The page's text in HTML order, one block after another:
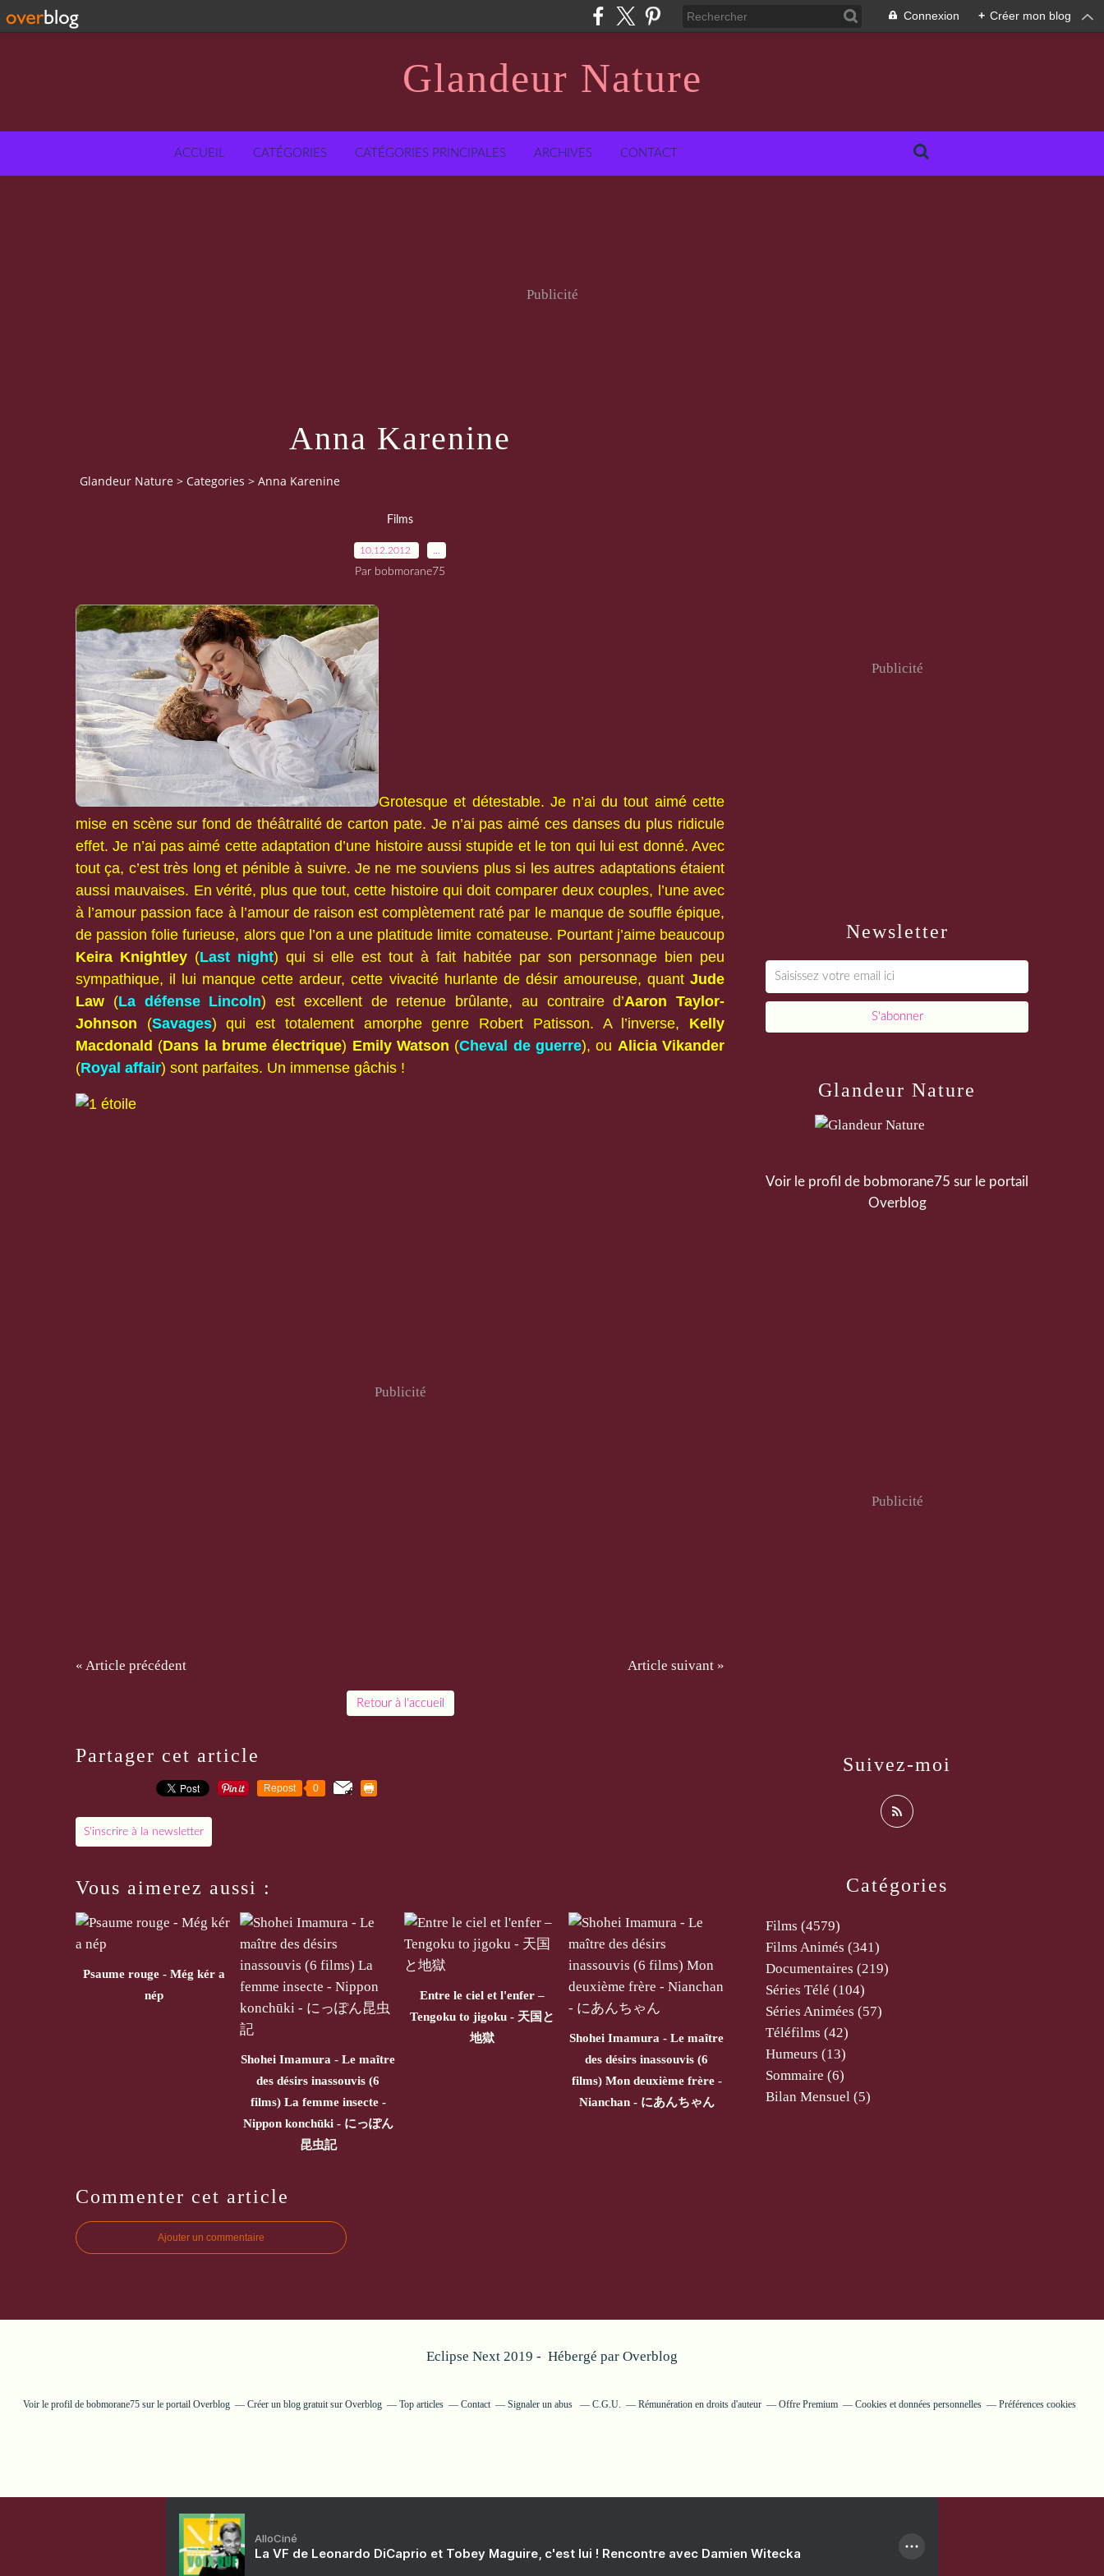
Connexion + Créer mon blog
Glandeur Nature
ACCUEIL CATÉGORIES CATÉGORIES PRINCIPALES ARCHIVES CONTACT
Publicité
Anna Karenine
Glandeur Nature > Categories > Anna Karenine
Films
10.12.2012
Par bobmorane75
Grotesque et détestable. Je n’ai du tout aimé cette
mise en scène sur fond de théâtralité de carton pate. Je n’ai pas aimé ces danses du plus ridicule
effet. Je n’ai pas aimé cette adaptation d’une histoire aussi stupide et le ton qui lui est donné. Avec
tout ça, c’est très long et pénible à suivre. Je ne me souviens plus si les autres adaptations étaient
aussi mauvaises. En vérité, plus que tout, cette histoire qui doit comparer deux couples, l’une avec
à l’amour passion face à l’amour de raison est complètement raté par le manque de souffle épique,
de passion folie furieuse, alors que l’on a une platitude limite comateuse. Pourtant j’aime beaucoup
Keira Knightley (Last night) qui si elle est tout à fait habitée par son personnage bien peu
sympathique, il lui manque cette ardeur, cette vivacité hurlante de désir amoureuse, quant Jude
Law (La défense Lincoln) est excellent de retenue brûlante, au contraire d’Aaron Taylor-
Johnson (Savages) qui est totalement amorphe genre Robert Patisson. A l’inverse, Kelly
Macdonald (Dans la brume électrique) Emily Watson (Cheval de guerre), ou Alicia Vikander
(Royal affair) sont parfaites. Un immense gâchis !
Publicité
« Article précédent Article suivant »
Retour à l'accueil
Partager cet article
Repost 0
S'inscrire à la newsletter
Vous aimerez aussi :
Psaume rouge - Még kér a
nép
Shohei Imamura - Le maître
des désirs inassouvis (6
films) La femme insecte -
Nippon konchūki - にっぽん
昆虫記
Entre le ciel et l'enfer –
Tengoku to jigoku - 天国と
地獄
Shohei Imamura - Le maître
des désirs inassouvis (6
films) Mon deuxième frère -
Nianchan - にあんちゃん
Commenter cet article
Ajouter un commentaire
Newsletter
Publicité
Catégories
Films (4579)
Films Animés (341)
Documentaires (219)
Séries Télé (104)
Séries Animées (57)
Téléfilms (42)
Humeurs (13)
Sommaire (6)
Bilan Mensuel (5)
Glandeur Nature
Voir le profil de bobmorane75 sur le portail
Overblog
Suivez-moi
Publicité
Eclipse Next 2019 - Hébergé par Overblog
Voir le profil de bobmorane75 sur le portail Overblog Créer un blog gratuit sur Overblog Top articles Contact Signaler un abus C.G.U. Rémunération en droits d'auteur Offre Premium Cookies et données personnelles Préférences cookies
AlloCiné
La VF de Leonardo DiCaprio et Tobey Maguire, c'est lui ! Rencontre avec Damien Witecka